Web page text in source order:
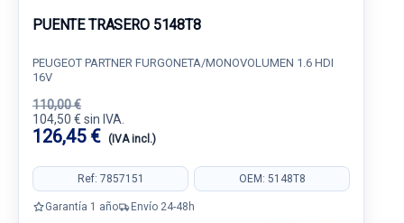
PUENTE TRASERO 5148T8
PEUGEOT PARTNER FURGONETA/MONOVOLUMEN 1.6 HDI
16V
110,00 €
104,50 € sin IVA.
126,45 € (IVA incl.)
Ref: 7857151 OEM: 5148T8
Garantía 1 año Envío 24-48h